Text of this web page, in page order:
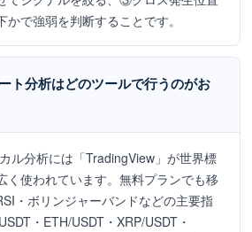
で強弱を判断することです。
ト分析はどのツールで行うのがお
ル分析には「TradingView」が世界標
く使われています。無料プランでも移
・ボリンジャーバンドなどの主要指
・ETH/USDT・XRP/USDT・